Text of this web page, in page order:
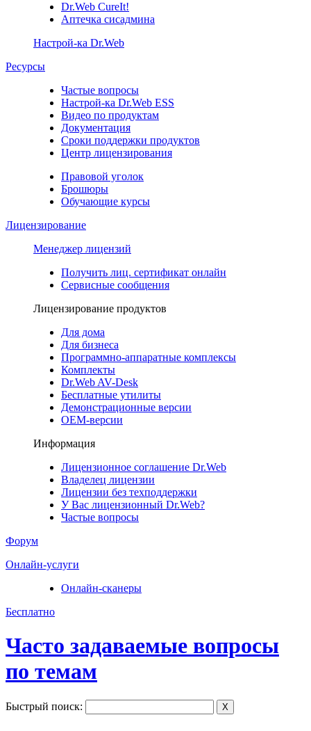
Dr.Web CureIt!
Аптечка сисадмина
Настрой-ка Dr.Web
Ресурсы
Частые вопросы
Настрой-ка Dr.Web ESS
Видео по продуктам
Документация
Сроки поддержки продуктов
Центр лицензирования
Правовой уголок
Брошюры
Обучающие курсы
Лицензирование
Менеджер лицензий
Получить лиц. сертификат онлайн
Сервисные сообщения
Лицензирование продуктов
Для дома
Для бизнеса
Программно-аппаратные комплексы
Комплекты
Dr.Web AV-Desk
Бесплатные утилиты
Демонстрационные версии
ОЕМ-версии
Информация
Лицензионное соглашение Dr.Web
Владелец лицензии
Лицензии без техподдержки
У Вас лицензионный Dr.Web?
Частые вопросы
Форум
Онлайн-услуги
Онлайн-сканеры
Бесплатно
Часто задаваемые вопросы
по темам
Быстрый поиск: X